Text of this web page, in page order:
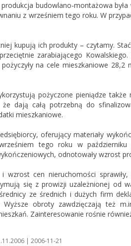
budowlano-montażowa
z wrześniem tego roku. W
kupują ich produkty – czytamy.
zarabiającego
na cele mieszkaniowe
pożyczone pieniądze
dają całą potrzebną do
mieszkaniowe.
oferujący materiały
tego roku w
odnotowały wzrost
wzrost cen nieruchomości
się z prowizji uzależnionej od
ze średnich i dużych firm
obroty zawdzięczają też
Zainteresowanie rośnie
| 2006-11-21